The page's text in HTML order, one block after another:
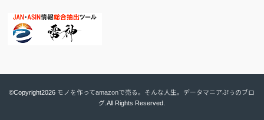
©Copyright2026 モノを作ってamazonで売る。そんな人生。データマニアぷぅのブロ
グ .All Rights Reserved.